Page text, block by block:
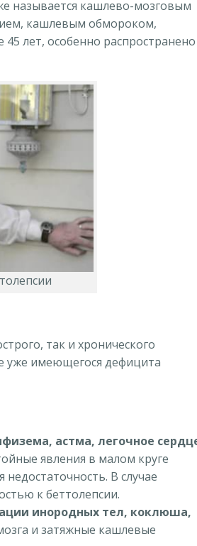
называется кашлево-мозговым
кашлевым обмороком,
лет, особенно распространено
так и хронического
уже имеющегося дефицита
астма, легочное
явления в малом круге
В случае
к беттолепсии.
инородных тел, коклюша,
и затяжные кашлевые